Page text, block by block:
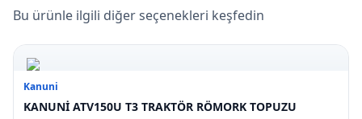
Bu ürünle ilgili diğer seçenekleri keşfedin
Kanuni
KANUNİ ATV150U T3 TRAKTÖR RÖMORK TOPUZU